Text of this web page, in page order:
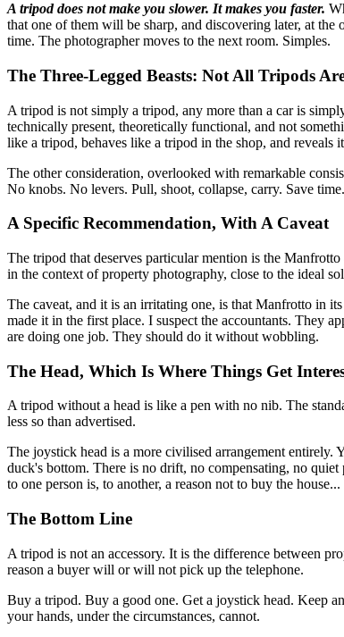
A tripod does not make you slower. It makes you faster.​​​​‌ ‍ ​‍​‍‌‍ ‌ ​‍‌‍‍‌‌‍‌ ‌‍‍‌‌‍ ‍​‍​‍​ ‍‍​‍​‍‌ ​ ‌‍​‌‌‍ ‍‌‍‍‌‌ ‌​‌ ‍‌​‍ ‍‌‍‍‌‌‍ ​‍​‍​‍ ​​‍​‍‌‍‍​‌ ​‍‌‍‌‌‌‍‌‍​‍​‍​ ‍‍​‍​‍​‍ ‌‍​‌‌‍‌​‌‍ ‌‌‍‍‌‌‍ ‍​‍ ‌‍‍‌‌‍ ‍‌ ‌​‌‍‌‌‌‍ ‍‌ ‌​​‍ ‌‍‌‌‌‍‌​‌‍‍‌‌ ‌​​‍ ‌‍ ‌‌‍ ‌‍‌​‌‍‌‌​ ‌‌ ​​‌ ​‍‌‍‌‌‌ ​ ‌‍‌‌‌‍ ‍‌ ‌​‌‍​‌‌ ‌​‌‍‍‌‌‍ ‌‍ ‍​ ‍ ‌‍‍‌‌‍‌​​ ‌​ ‍‌‌‍​ ‌‍‌‍‌‍‌​​ ‍​‌‍‌‍​ ‍‌​ ​‌​‍ ‌‌‍​‍​ ‌​‌‍​‍​ ​‌​‍ ‌​ ‌​​ ​​​ ‌ ​ ​ ​‍ ‌‌‍​‌​ ​​‌‍‌​​ ​​​‍ ‌​ ‍‌​ ‌‌‌‍​‍​ ‍‌​ ‍​‌‍‌‍‌‍‌‌​ ‍​​ ‌ ‌‍‌‍‌‍‌‌​ ​ ​ ‍ ‌ ‌​‌ ‍‌‌ ​​‌‍‌‌​ ‌‌ ​​‌‍ ‌ ​ ‌ ‌​​ ‍ ‌ ​​‌‍​‌‌ ‌​‌‍‍​​ ‌‌‍​ ‌‍ ‌‍ ‍‌ ‌​‌‍‌‌‌‍ ‍‌ ‌​​‍‌‌​ ‌‌‌​​‍‌‌ ‌‍‍ ‌‍‌‌‌ ‍‌​‍‌‌​ ​ ‌​‌​​‍‌‌​ ​ ‌​‌​​‍‌‌​ ​‍​ ​‍​ ‌‌​ ​‌​ ​ ​ ​​​ ‌ ​ ‍​​ ​ ​ ​​‌‍​ ​ ‍​​ ‌ ​ ‌ ​‍‌‌​ ​‍​ ​‍​‍‌‌​ ‌‌‌​‌​​‍ ‍‌‍​ ‌‍‍​‌‍‍‌‌‍ ​‌‍‌​‌ ​‍‌‍‌‌‌‍ ‍​‍‌‌​ ‌‌‌​​‍‌‌ ‌‍‍ ‌‍‌‌‌ ‍‌​‍‌‌​ ​ ‌​‌​​‍‌‌​ ​ ‌​‌​​‍‌‌​ ​‍​ ​‍​ ​ ​ ​​​ ‌‌‌‍​‍‌‍‌‍​ ​‍​ ​​​ ‌ ​ ​ ​ ​‌‌‍‌‌‌‍‌​​‍‌‌​ ​‍​ ​‍​‍‌‌​ ‌‌‌​‌​​‍ ‍‌ ‌​‌‍‌‌‌ ‍​‌ ‌​​ ‌‍​‍‌‍​‌‌ ​ ‌‍‌‌‌‌‌‌‌ ​‍‌‍ ​​ ‌​‍‌‌​ ​‍‌​‌‍‌‍​‌‌‍‌​‌‍ ‌‌‍‍‌‌‍ ‍​‍‌‍‌‍‍‌‌‍‌​​ ‌​ ‍‌‌‍​ ‌‍‌‍‌‍‌​​ ‍​‌‍‌‍​ ‍‌​ ​‌​‍ ‌‌‍​‍​ ‌​‌‍​‍​ ​‌​‍ ‌​ ‌​​ ​​​ ‌ ​ ​ ​‍ ‌‌‍​‌​ ​​‌‍‌​​ ​​​‍ ‌​ ‍‌​ ‌‌‌‍​‍​ ‍‌​ ‍​‌‍‌‍‌‍‌‌​ ‍​​ ‌ ‌‍‌‍‌‍‌‌​ ​ ​‍‌‍‌ ‌​‌ ‍‌‌ ​​‌‍‌‌​ ‌‌ ​​‌‍ ‌ ​ ‌ ‌​​‍‌‍‌ ​​‌‍​‌‌ ‌​‌‍‍​​ ‌‌‍​ ‌‍ ‌‍ ‍‌ ‌​‌‍‌‌‌‍ ‍‌ ‌​​‍‌‌​ ‌‌‌​​‍‌‌ ‌‍‍ ‌‍‌‌‌ ‍‌​‍‌‌​ ​ ‌​‌​​‍‌‌​ ​ ‌​‌​​‍‌‌​ ​‍​ ​‍​ ‌‌​ ​‌​ ​ ​ ​​​ ‌ ​ ‍​​ ​ ​ ​​‌‍​ ​ ‍​​ ‌ ​ ‌ ​‍‌‌​ ​‍​ ​‍​‍‌‌​ ‌‌‌​‌​​‍ ‍‌‍​ ‌‍‍​‌‍‍‌‌‍ ​‌‍‌​‌ ​‍‌‍‌‌‌‍ ‍​‍‌‌​ ‌‌‌​​‍‌‌ ‌‍‍ ‌‍‌‌‌ ‍‌​‍‌‌​ ​ ‌​‌​​‍‌‌​ ​ ‌​‌​​‍‌‌​ ​‍​ ​‍​ ​ ​ ​​​ ‌‌‌‍​‍‌‍‌‍​ ​‍​ ​​​ ‌ ​ ​ ​ ​‌‌‍‌‌‌‍‌​​‍‌‌​ ​‍​ ​‍​‍‌‌​ ‌‌‌​‌​​‍ ‍‌ ‌​‌‍‌‌‌ ‍​‌ ‌​​‍‌‍‌ ​​‌‍‌‌‌ ​‍‌ ​ ‌ ​​‌‍‌‌‌‍​ ‌ ‌​‌‍‍‌‌ ‌‍‌‍‌‌​ ‌‌ ​​‌ ‌‌‌‍​‍‌‍ ​‌‍‍‌‌ ​ ‌‍‍​‌‍‌‌‌‍‌​​‍​‍‌ ‌
that one of them will be sharp, and discovering later, at
time. The photographer moves to the next room. Simples.​​​​‌ ‍ ​‍​‍‌‍ ‌ ​‍‌‍‍‌‌‍‌ ‌‍‍‌‌‍ ‍​‍​‍​ ‍‍​‍​‍‌ ​ ‌‍​‌‌‍ ‍‌‍‍‌‌ ‌​‌ ‍‌​‍ ‍‌‍‍‌‌‍ ​‍​‍​‍ ​​‍​‍‌‍‍​‌ ​‍‌‍‌‌‌‍‌‍​‍​‍​ ‍‍​‍​‍​‍ ‌‍​‌‌‍‌​‌‍ ‌‌‍‍‌‌‍ ‍​‍ ‌‍‍‌‌‍ ‍‌ ‌​‌‍‌‌‌‍ ‍‌ ‌​​‍ ‌‍‌‌‌‍‌​‌‍‍‌‌ ‌​​‍ ‌‍ ‌‌‍ ‌‍‌​‌‍‌‌​ ‌‌ ​​‌ ​‍‌‍‌‌‌ ​ ‌‍‌‌‌‍ ‍‌ ‌​‌‍​‌‌ ‌​‌‍‍‌‌‍ ‌‍ ‍​ ‍ ‌‍‍‌‌‍‌​​ ‌​ ‍‌‌‍​ ‌‍‌‍‌‍‌​​ ‍​‌‍‌‍​ ‍‌​ ​‌​‍ ‌‌‍​‍​ ‌​‌‍​‍​ ​‌​‍ ‌​ ‌​​ ​​​ ‌ ​ ​ ​‍ ‌‌‍​‌​ ​​‌‍‌​​ ​​​‍ ‌​ ‍‌​ ‌‌‌‍​‍​ ‍‌​ ‍​‌‍‌‍‌‍‌‌​ ‍​​ ‌ ‌‍‌‍‌‍‌‌​ ​ ​ ‍ ‌ ‌​‌ ‍‌‌ ​​‌‍‌‌​ ‌‌ ​​‌‍ ‌ ​ ‌ ‌​​ ‍ ‌ ​​‌‍​‌‌ ‌​‌‍‍​​ ‌‌‍​ ‌‍ ‌‍ ‍‌ ‌​‌‍‌‌‌‍ ‍‌ ‌​​‍‌‌​ ‌‌‌​​‍‌‌ ‌‍‍ ‌‍‌‌‌ ‍‌​‍‌‌​ ​ ‌​‌​​‍‌‌​ ​ ‌​‌​​‍‌‌​ ​‍​ ​‍​ ‌‌​ ​‌​ ​ ​ ​​​ ‌ ​ ‍​​ ​ ​ ​​‌‍​ ​ ‍​​ ‌ ​ ‌ ​‍‌‌​ ​‍​ ​‍​‍‌‌​ ‌‌‌​‌​​‍ ‍‌‍​ ‌‍‍​‌‍‍‌‌‍ ​‌‍‌​‌ ​‍‌‍‌‌‌‍ ‍​‍‌‌​ ‌‌‌​​‍‌‌ ‌‍‍ ‌‍‌‌‌ ‍‌​‍‌‌​ ​ ‌​‌​​‍‌‌​ ​ ‌​‌​​‍‌‌​ ​‍​ ​‍‌‍​‌​ ​‌​ ​‍​ ‌ ​ ‍‌‌‍​‍‌‍‌​​ ​​‌‍​‌​ ‌ ​ ​‌‌‍‌‍​‍‌‌​ ​‍​ ​‍​‍‌‌​ ‌‌‌​‌​​‍ ‍‌ ‌​‌‍‌‌‌ ‍​‌ ‌​​ ‌‍​‍‌‍​‌‌ ​ ‌‍‌‌‌‌‌‌‌ ​‍‌‍ ​​ ‌​‍‌‌​ ​‍‌​‌‍‌‍​‌‌‍‌​‌‍ ‌‌‍‍‌‌‍ ‍​‍‌‍‌‍‍‌‌‍‌​​ ‌​ ‍‌‌‍​ ‌‍‌‍‌‍‌​​ ‍​‌‍‌‍​ ‍‌​ ​‌​‍ ‌‌‍​‍​ ‌​‌‍​‍​ ​‌​‍ ‌​ ‌​​ ​​​ ‌ ​ ​ ​‍ ‌‌‍​‌​ ​​‌‍‌​​ ​​​‍ ‌​ ‍‌​ ‌‌‌‍​‍​ ‍‌​ ‍​‌‍‌‍‌‍‌‌​ ‍​​ ‌ ‌‍‌‍‌‍‌‌​ ​ ​‍‌‍‌ ‌​‌ ‍‌‌ ​​‌‍‌‌​ ‌‌ ​​‌‍ ‌ ​ ‌ ‌​​‍‌‍‌ ​​‌‍​‌‌ ‌​‌‍‍​​ ‌‌‍​ ‌‍ ‌‍ ‍‌ ‌​‌‍‌‌‌‍ ‍‌ ‌​​‍‌‌​ ‌‌‌​​‍‌‌ ‌‍‍ ‌‍‌‌‌ ‍‌​‍‌‌​ ​ ‌​‌​​‍‌‌​ ​ ‌​‌​​‍‌‌​ ​‍​ ​‍​ ‌‌​ ​‌​ ​ ​ ​​​ ‌ ​ ‍​​ ​ ​ ​​‌‍​ ​ ‍​​ ‌ ​ ‌ ​‍‌‌​ ​‍​ ​‍​‍‌‌​ ‌‌‌​‌​​‍ ‍‌‍​ ‌‍‍​‌‍‍‌‌‍ ​‌‍‌​‌ ​‍‌‍‌‌‌‍ ‍​‍‌‌​ ‌‌‌​​‍‌‌ ‌‍‍ ‌‍‌‌‌ ‍‌​‍‌‌​ ​ ‌​‌​​‍‌‌​ ​ ‌​‌​​‍‌‌​ ​‍​ ​‍‌‍​‌​ ​‌​ ​‍​ ‌ ​ ‍‌‌‍​‍‌‍‌​​ ​​‌‍​‌​ ‌ ​ ​‌‌‍‌‍​‍‌‌​ ​‍​ ​‍​‍‌‌​ ‌‌‌​‌​​‍ ‍‌ ‌​‌‍‌‌‌ ‍​‌ ‌​​‍‌‍‌ ​​‌‍‌‌‌ ​‍‌ ​ ‌ ​​‌‍‌‌‌‍​ ‌ ‌​‌‍‍‌‌ ‌‍‌‍‌‌​ ‌‌ ​​‌ ‌‌‌‍​‍‌‍ ​‌‍‍‌‌ ​ ‌‍‍​‌‍‌‌‌‍‌​​‍​‍‌ ‌
The Three-Legged Beasts: Not All Tripods Are Created Equal​​​​‌
A tripod is not simply a tripod, any more than a car is
technically present, theoretically functional, and not
like a tripod, behaves like a tripod in the shop, and reveals its true character only when a camera is
The other consideration, overlooked with remarkable
No knobs. No levers. Pull, shoot, collapse, carry. Save time. Perform a little Chaplin kick as you walk toward your car thirty
A Specific Recommendation, With A Caveat​​​​‌ ‍ ​‍​‍‌‍ ‌ ​‍‌‍‍‌‌‍‌ ‌‍‍‌‌‍ ‍​‍​‍​ ‍‍​‍​‍‌ ​ ‌‍​‌‌‍ ‍‌‍‍‌‌ ‌​‌ ‍‌​‍ ‍‌‍‍‌‌‍ ​‍​‍​‍ ​​‍​‍‌‍‍​‌ ​‍‌‍‌‌‌‍‌‍​‍​‍​ ‍‍​‍​‍​‍ ‌‍​‌‌‍‌​‌‍ ‌‌‍‍‌‌‍ ‍​‍ ‌‍‍‌‌‍ ‍‌ ‌​‌‍‌‌‌‍ ‍‌ ‌​​‍ ‌‍‌‌‌‍‌​‌‍‍‌‌ ‌​​‍ ‌‍ ‌‌‍ ‌‍‌​‌‍‌‌​ ‌‌ ​​‌ ​‍‌‍‌‌‌ ​ ‌‍‌‌‌‍ ‍‌ ‌​‌‍​‌‌ ‌​‌‍‍‌‌‍ ‌‍ ‍​ ‍ ‌‍‍‌‌‍‌​​ ‌​ ‍‌‌‍​ ‌‍‌‍‌‍‌​​ ‍​‌‍‌‍​ ‍‌​ ​‌​‍ ‌‌‍​‍​ ‌​‌‍​‍​ ​‌​‍ ‌​ ‌​​ ​​​ ‌ ​ ​ ​‍ ‌‌‍​‌​ ​​‌‍‌​​ ​​​‍ ‌​ ‍‌​ ‌‌‌‍​‍​ ‍‌​ ‍​‌‍‌‍‌‍‌‌​ ‍​​ ‌ ‌‍‌‍‌‍‌‌​ ​ ​ ‍ ‌ ‌​‌ ‍‌‌ ​​‌‍‌‌​ ‌‌ ​​‌‍ ‌ ​ ‌ ‌​​ ‍ ‌ ​​‌‍​‌‌ ‌​‌‍‍​​ ‌‌‍​ ‌‍ ‌‍ ‍‌ ‌​‌‍‌‌‌‍ ‍‌ ‌​​‍‌‌​ ‌‌‌​​‍‌‌ ‌‍‍ ‌‍‌‌‌ ‍‌​‍‌‌​ ​ ‌​‌​​‍‌‌​ ​ ‌​‌​​‍‌‌​ ​‍​ ​‍​ ‍​‌‍‌‌‌‍‌‍​ ‍‌​ ‌‍‌‍​ ‌‍‌‍​ ‍​​ ‍‌​ ‍‌​ ‍‌​ ​​​‍‌‌​ ​‍​ ​‍​‍‌‌​ ‌‌‌​‌​​‍ ‍‌‍​ ‌‍‍​‌‍‍‌‌‍ ​‌‍‌​‌ ​‍‌‍‌‌‌‍ ‍​‍‌‌​ ‌‌‌​​‍‌‌ ‌‍‍ ‌‍‌‌‌ ‍‌​‍‌‌​ ​ ‌​‌​​‍‌‌​ ​ ‌​‌​​‍‌‌​ ​‍​ ​‍‌‍‌‌‌‍‌‍‌‍​‍‌‍​‌‌‍​‌​ ​ ​ ​‍​ ‌ ​ ​​‌‍​ ‌‍‌​​ ​‌​‍‌‌​ ​‍​ ​‍​‍‌‌​ ‌‌‌​‌​​‍ ‍‌ ‌​‌‍‌‌‌ ‍​‌ ‌​​ ‌‍​‍‌‍​‌‌ ​ ‌‍‌‌‌‌‌‌‌ ​‍‌‍ ​​ ‌​‍‌‌​ ​‍‌​‌‍‌‍​‌‌‍‌​‌‍ ‌‌‍‍‌‌‍ ‍​‍‌‍‌‍‍‌‌‍‌​​ ‌​ ‍‌‌‍​ ‌‍‌‍‌‍‌​​ ‍​‌‍‌‍​ ‍‌​ ​‌​‍ ‌‌‍​‍​ ‌​‌‍​‍​ ​‌​‍ ‌​ ‌​​ ​​​ ‌ ​ ​ ​‍ ‌‌‍​‌​ ​​‌‍‌​​ ​​​‍ ‌​ ‍‌​ ‌‌‌‍​‍​ ‍‌​ ‍​‌‍‌‍‌‍‌‌​ ‍​​ ‌ ‌‍‌‍‌‍‌‌​ ​ ​‍‌‍‌ ‌​‌ ‍‌‌ ​​‌‍‌‌​ ‌‌ ​​‌‍ ‌ ​ ‌ ‌​​‍‌‍‌ ​​‌‍​‌‌ ‌​‌‍‍​​ ‌‌‍​ ‌‍ ‌‍ ‍‌ ‌​‌‍‌‌‌‍ ‍‌ ‌​​‍‌‌​ ‌‌‌​​‍‌‌ ‌‍‍ ‌‍‌‌‌ ‍‌​‍‌‌​ ​ ‌​‌​​‍‌‌​ ​ ‌​‌​​‍‌‌​ ​‍​ ​‍​ ‍​‌‍‌‌‌‍‌‍​ ‍‌​ ‌‍‌‍​ ‌‍‌‍​ ‍​​ ‍‌​ ‍‌​ ‍‌​ ​​​‍‌‌​ ​‍​ ​‍​‍‌‌​ ‌‌‌​‌​​‍ ‍‌‍​ ‌‍‍​‌‍‍‌‌‍ ​‌‍‌​‌ ​‍‌‍‌‌‌‍ ‍​‍‌‌​ ‌‌‌​​‍‌‌ ‌‍‍ ‌‍‌‌‌ ‍‌​‍‌‌​ ​ ‌​‌​​‍‌‌​ ​ ‌​‌​​‍‌‌​ ​‍​ ​‍‌‍‌‌‌‍‌‍‌‍​‍‌‍​‌‌‍​‌​ ​ ​ ​‍​ ‌ ​ ​​‌‍​ ‌‍‌​​ ​‌​‍‌‌​ ​‍​ ​‍​‍‌‌​ ‌‌‌​‌​​‍ ‍‌ ‌​‌‍‌‌‌ ‍​‌ ‌​​‍‌‍‌ ​​‌‍‌‌‌ ​‍‌ ​ ‌ ​​‌‍‌‌‌‍​ ‌ ‌​‌‍‍‌‌ ‌‍‌‍‌‌​ ‌‌ ​​‌ ‌‌‌‍​‍‌‍ ​‌‍‍‌‌ ​ ‌‍‍​‌‍‌‌‌‍‌​​‍​‍‌ ‌
The tripod that deserves particular mention is the
in the context of property photography, close to the ideal solution.​​​​‌
The caveat, and it is an irritating one, is that Manfrotto in
made it in the first place. I suspect the accountants. They
are doing one job. They should do it without wobbling.​​​​‌ ‍ ​‍​‍‌‍ ‌ ​‍‌‍‍‌‌‍‌ ‌‍‍‌‌‍ ‍​‍​‍​ ‍‍​‍​‍‌ ​ ‌‍​‌‌‍ ‍‌‍‍‌‌ ‌​‌ ‍‌​‍ ‍‌‍‍‌‌‍ ​‍​‍​‍ ​​‍​‍‌‍‍​‌ ​‍‌‍‌‌‌‍‌‍​‍​‍​ ‍‍​‍​‍​‍ ‌‍​‌‌‍‌​‌‍ ‌‌‍‍‌‌‍ ‍​‍ ‌‍‍‌‌‍ ‍‌ ‌​‌‍‌‌‌‍ ‍‌ ‌​​‍ ‌‍‌‌‌‍‌​‌‍‍‌‌ ‌​​‍ ‌‍ ‌‌‍ ‌‍‌​‌‍‌‌​ ‌‌ ​​‌ ​‍‌‍‌‌‌ ​ ‌‍‌‌‌‍ ‍‌ ‌​‌‍​‌‌ ‌​‌‍‍‌‌‍ ‌‍ ‍​ ‍ ‌‍‍‌‌‍‌​​ ‌​ ‍‌‌‍​ ‌‍‌‍‌‍‌​​ ‍​‌‍‌‍​ ‍‌​ ​‌​‍ ‌‌‍​‍​ ‌​‌‍​‍​ ​‌​‍ ‌​ ‌​​ ​​​ ‌ ​ ​ ​‍ ‌‌‍​‌​ ​​‌‍‌​​ ​​​‍ ‌​ ‍‌​ ‌‌‌‍​‍​ ‍‌​ ‍​‌‍‌‍‌‍‌‌​ ‍​​ ‌ ‌‍‌‍‌‍‌‌​ ​ ​ ‍ ‌ ‌​‌ ‍‌‌ ​​‌‍‌‌​ ‌‌ ​​‌‍ ‌ ​ ‌ ‌​​ ‍ ‌ ​​‌‍​‌‌ ‌​‌‍‍​​ ‌‌‍​ ‌‍ ‌‍ ‍‌ ‌​‌‍‌‌‌‍ ‍‌ ‌​​‍‌‌​ ‌‌‌​​‍‌‌ ‌‍‍ ‌‍‌‌‌ ‍‌​‍‌‌​ ​ ‌​‌​​‍‌‌​ ​ ‌​‌​​‍‌‌​ ​‍​ ​‍‌‍​‍​ ‍​​ ​​‌‍‌‌‌‍‌​​ ‌ ​ ​ ​ ​​​ ​‌​ ​‍‌‍​ ​ ‌‍​‍‌‌​ ​‍​ ​‍​‍‌‌​ ‌‌‌​‌​​‍ ‍‌‍​ ‌‍‍​‌‍‍‌‌‍ ​‌‍‌​‌ ​‍‌‍‌‌‌‍ ‍​‍‌‌​ ‌‌‌​​‍‌‌ ‌‍‍ ‌‍‌‌‌ ‍‌​‍‌‌​ ​ ‌​‌​​‍‌‌​ ​ ‌​‌​​‍‌‌​ ​‍​ ​‍​ ‍​​ ‍‌​ ‌‍​ ‍‌​ ‌ ‌‍‌‍​ ​‍‌‍​‌​ ‌‌‌‍​‌​ ​‍​ ​‌​‍‌‌​ ​‍​ ​‍​‍‌‌​ ‌‌‌​‌​​‍ ‍‌ ‌​‌‍‌‌‌ ‍​‌ ‌​​ ‌‍​‍‌‍​‌‌ ​ ‌‍‌‌‌‌‌‌‌ ​‍‌‍ ​​ ‌​‍‌‌​ ​‍‌​‌‍‌‍​‌‌‍‌​‌‍ ‌‌‍‍‌‌‍ ‍​‍‌‍‌‍‍‌‌‍‌​​ ‌​ ‍‌‌‍​ ‌‍‌‍‌‍‌​​ ‍​‌‍‌‍​ ‍‌​ ​‌​‍ ‌‌‍​‍​ ‌​‌‍​‍​ ​‌​‍ ‌​ ‌​​ ​​​ ‌ ​ ​ ​‍ ‌‌‍​‌​ ​​‌‍‌​​ ​​​‍ ‌​ ‍‌​ ‌‌‌‍​‍​ ‍‌​ ‍​‌‍‌‍‌‍‌‌​ ‍​​ ‌ ‌‍‌‍‌‍‌‌​ ​ ​‍‌‍‌ ‌​‌ ‍‌‌ ​​‌‍‌‌​ ‌‌ ​​‌‍ ‌ ​ ‌ ‌​​‍‌‍‌ ​​‌‍​‌‌ ‌​‌‍‍​​ ‌‌‍​ ‌‍ ‌‍ ‍‌ ‌​‌‍‌‌‌‍ ‍‌ ‌​​‍‌‌​ ‌‌‌​​‍‌‌ ‌‍‍ ‌‍‌‌‌ ‍‌​‍‌‌​ ​ ‌​‌​​‍‌‌​ ​ ‌​‌​​‍‌‌​ ​‍​ ​‍‌‍​‍​ ‍​​ ​​‌‍‌‌‌‍‌​​ ‌ ​ ​ ​ ​​​ ​‌​ ​‍‌‍​ ​ ‌‍​‍‌‌​ ​‍​ ​‍​‍‌‌​ ‌‌‌​‌​​‍ ‍‌‍​ ‌‍‍​‌‍‍‌‌‍ ​‌‍‌​‌ ​‍‌‍‌‌‌‍ ‍​‍‌‌​ ‌‌‌​​‍‌‌ ‌‍‍ ‌‍‌‌‌ ‍‌​‍‌‌​ ​ ‌​‌​​‍‌‌​ ​ ‌​‌​​‍‌‌​ ​‍​ ​‍​ ‍​​ ‍‌​ ‌‍​ ‍‌​ ‌ ‌‍‌‍​ ​‍‌‍​‌​ ‌‌‌‍​‌​ ​‍​ ​‌​‍‌‌​ ​‍​ ​‍​‍‌‌​ ‌‌‌​‌​​‍ ‍‌ ‌​‌‍‌‌‌ ‍​‌ ‌​​‍‌‍‌ ​​‌‍‌‌‌ ​‍‌ ​ ‌ ​​‌‍‌‌‌‍​ ‌ ‌​‌‍‍‌‌ ‌‍‌‍‌‌​ ‌‌ ​​‌ ‌‌‌‍​‍‌‍ ​‌‍‍‌‌ ​ ‌‍‍​‌‍‌‌‌‍‌​​‍​‍‌ ‌
The Head, Which Is Where Things Get Interesting​​​​‌
A tripod without a head is like a pen with no nib. The
less so than advertised.​​​​‌ ‍ ​‍​‍‌‍ ‌ ​‍‌‍‍‌‌‍‌ ‌‍‍‌‌‍ ‍​‍​‍​ ‍‍​‍​‍‌ ​ ‌‍​‌‌‍ ‍‌‍‍‌‌ ‌​‌ ‍‌​‍ ‍‌‍‍‌‌‍ ​‍​‍​‍ ​​‍​‍‌‍‍​‌ ​‍‌‍‌‌‌‍‌‍​‍​‍​ ‍‍​‍​‍​‍ ‌‍​‌‌‍‌​‌‍ ‌‌‍‍‌‌‍ ‍​‍ ‌‍‍‌‌‍ ‍‌ ‌​‌‍‌‌‌‍ ‍‌ ‌​​‍ ‌‍‌‌‌‍‌​‌‍‍‌‌ ‌​​‍ ‌‍ ‌‌‍ ‌‍‌​‌‍‌‌​ ‌‌ ​​‌ ​‍‌‍‌‌‌ ​ ‌‍‌‌‌‍ ‍‌ ‌​‌‍​‌‌ ‌​‌‍‍‌‌‍ ‌‍ ‍​ ‍ ‌‍‍‌‌‍‌​​ ‌​ ‍‌‌‍​ ‌‍‌‍‌‍‌​​ ‍​‌‍‌‍​ ‍‌​ ​‌​‍ ‌‌‍​‍​ ‌​‌‍​‍​ ​‌​‍ ‌​ ‌​​ ​​​ ‌ ​ ​ ​‍ ‌‌‍​‌​ ​​‌‍‌​​ ​​​‍ ‌​ ‍‌​ ‌‌‌‍​‍​ ‍‌​ ‍​‌‍‌‍‌‍‌‌​ ‍​​ ‌ ‌‍‌‍‌‍‌‌​ ​ ​ ‍ ‌ ‌​‌ ‍‌‌ ​​‌‍‌‌​ ‌‌ ​​‌‍ ‌ ​ ‌ ‌​​ ‍ ‌ ​​‌‍​‌‌ ‌​‌‍‍​​ ‌‌‍​ ‌‍ ‌‍ ‍‌ ‌​‌‍‌‌‌‍ ‍‌ ‌​​‍‌‌​ ‌‌‌​​‍‌‌ ‌‍‍ ‌‍‌‌‌ ‍‌​‍‌‌​ ​ ‌​‌​​‍‌‌​ ​ ‌​‌​​‍‌‌​ ​‍​ ​‍​ ​‍​ ​‌​ ‍‌‌‍​‌​ ‌ ‌‍​‌​ ‌ ‌‍‌​​ ‌ ​ ‌‌​ ‌‍​ ​ ​‍‌‌​ ​‍​ ​‍​‍‌‌​ ‌‌‌​‌​​‍ ‍‌‍​ ‌‍‍​‌‍‍‌‌‍ ​‌‍‌​‌ ​‍‌‍‌‌‌‍ ‍​‍‌‌​ ‌‌‌​​‍‌‌ ‌‍‍ ‌‍‌‌‌ ‍‌​‍‌‌​ ​ ‌​‌​​‍‌‌​ ​ ‌​‌​​‍‌‌​ ​‍​ ​‍​ ‌​‌‍‌‍​ ‍​​ ​​‌‍​ ‌‍​ ​ ‌‌​ ‌‌‌‍‌​‌‍​ ​ ‌‍‌‍‌​​‍‌‌​ ​‍​ ​‍​‍‌‌​ ‌‌‌​‌​​‍ ‍‌ ‌​‌‍‌‌‌ ‍​‌ ‌​​ ‌‍​‍‌‍​‌‌ ​ ‌‍‌‌‌‌‌‌‌ ​‍‌‍ ​​ ‌​‍‌‌​ ​‍‌​‌‍‌‍​‌‌‍‌​‌‍ ‌‌‍‍‌‌‍ ‍​‍‌‍‌‍‍‌‌‍‌​​ ‌​ ‍‌‌‍​ ‌‍‌‍‌‍‌​​ ‍​‌‍‌‍​ ‍‌​ ​‌​‍ ‌‌‍​‍​ ‌​‌‍​‍​ ​‌​‍ ‌​ ‌​​ ​​​ ‌ ​ ​ ​‍ ‌‌‍​‌​ ​​‌‍‌​​ ​​​‍ ‌​ ‍‌​ ‌‌‌‍​‍​ ‍‌​ ‍​‌‍‌‍‌‍‌‌​ ‍​​ ‌ ‌‍‌‍‌‍‌‌​ ​ ​‍‌‍‌ ‌​‌ ‍‌‌ ​​‌‍‌‌​ ‌‌ ​​‌‍ ‌ ​ ‌ ‌​​‍‌‍‌ ​​‌‍​‌‌ ‌​‌‍‍​​ ‌‌‍​ ‌‍ ‌‍ ‍‌ ‌​‌‍‌‌‌‍ ‍‌ ‌​​‍‌‌​ ‌‌‌​​‍‌‌ ‌‍‍ ‌‍‌‌‌ ‍‌​‍‌‌​ ​ ‌​‌​​‍‌‌​ ​ ‌​‌​​‍‌‌​ ​‍​ ​‍​ ​‍​ ​‌​ ‍‌‌‍​‌​ ‌ ‌‍​‌​ ‌ ‌‍‌​​ ‌ ​ ‌‌​ ‌‍​ ​ ​‍‌‌​ ​‍​ ​‍​‍‌‌​ ‌‌‌​‌​​‍ ‍‌‍​ ‌‍‍​‌‍‍‌‌‍ ​‌‍‌​‌ ​‍‌‍‌‌‌‍ ‍​‍‌‌​ ‌‌‌​​‍‌‌ ‌‍‍ ‌‍‌‌‌ ‍‌​‍‌‌​ ​ ‌​‌​​‍‌‌​ ​ ‌​‌​​‍‌‌​ ​‍​ ​‍​ ‌​‌‍‌‍​ ‍​​ ​​‌‍​ ‌‍​ ​ ‌‌​ ‌‌‌‍‌​‌‍​ ​ ‌‍‌‍‌​​‍‌‌​ ​‍​ ​‍​‍‌‌​ ‌‌‌​‌​​‍ ‍‌ ‌​‌‍‌‌‌ ‍​‌ ‌​​‍‌‍‌ ​​‌‍‌‌‌ ​‍‌ ​ ‌ ​​‌‍‌‌‌‍​ ‌ ‌​‌‍‍‌‌ ‌‍‌‍‌‌​ ‌‌ ​​‌ ‌‌‌‍​‍‌‍ ​‌‍‍‌‌ ​ ‌‍‍​‌‍‌‌‌‍‌​​‍​‍‌ ‌
The joystick head is a more civilised arrangement entirely.
duck's bottom. There is no drift, no compensating, no
to one person is, to another, a reason not to buy the house...​​​​‌ ‍ ​‍​‍‌‍ ‌ ​‍‌‍‍‌‌‍‌ ‌‍‍‌‌‍ ‍​‍​‍​ ‍‍​‍​‍‌ ​ ‌‍​‌‌‍ ‍‌‍‍‌‌ ‌​‌ ‍‌​‍ ‍‌‍‍‌‌‍ ​‍​‍​‍ ​​‍​‍‌‍‍​‌ ​‍‌‍‌‌‌‍‌‍​‍​‍​ ‍‍​‍​‍​‍ ‌‍​‌‌‍‌​‌‍ ‌‌‍‍‌‌‍ ‍​‍ ‌‍‍‌‌‍ ‍‌ ‌​‌‍‌‌‌‍ ‍‌ ‌​​‍ ‌‍‌‌‌‍‌​‌‍‍‌‌ ‌​​‍ ‌‍ ‌‌‍ ‌‍‌​‌‍‌‌​ ‌‌ ​​‌ ​‍‌‍‌‌‌ ​ ‌‍‌‌‌‍ ‍‌ ‌​‌‍​‌‌ ‌​‌‍‍‌‌‍ ‌‍ ‍​ ‍ ‌‍‍‌‌‍‌​​ ‌​ ‍‌‌‍​ ‌‍‌‍‌‍‌​​ ‍​‌‍‌‍​ ‍‌​ ​‌​‍ ‌‌‍​‍​ ‌​‌‍​‍​ ​‌​‍ ‌​ ‌​​ ​​​ ‌ ​ ​ ​‍ ‌‌‍​‌​ ​​‌‍‌​​ ​​​‍ ‌​ ‍‌​ ‌‌‌‍​‍​ ‍‌​ ‍​‌‍‌‍‌‍‌‌​ ‍​​ ‌ ‌‍‌‍‌‍‌‌​ ​ ​ ‍ ‌ ‌​‌ ‍‌‌ ​​‌‍‌‌​ ‌‌ ​​‌‍ ‌ ​ ‌ ‌​​ ‍ ‌ ​​‌‍​‌‌ ‌​‌‍‍​​ ‌‌‍​ ‌‍ ‌‍ ‍‌ ‌​‌‍‌‌‌‍ ‍‌ ‌​​‍‌‌​ ‌‌‌​​‍‌‌ ‌‍‍ ‌‍‌‌‌ ‍‌​‍‌‌​ ​ ‌​‌​​‍‌‌​ ​ ‌​‌​​‍‌‌​ ​‍​ ​‍​ ‌‍​ ​ ‌‍‌‍​ ​ ‌‍​‍​ ​‌​ ‍​​ ‌​​ ‍‌​ ‌​‌‍​‌​ ‌‍​‍‌‌​ ​‍​ ​‍​‍‌‌​ ‌‌‌​‌​​‍ ‍‌‍​ ‌‍‍​‌‍‍‌‌‍ ​‌‍‌​‌ ​‍‌‍‌‌‌‍ ‍​‍‌‌​ ‌‌‌​​‍‌‌ ‌‍‍ ‌‍‌‌‌ ‍‌​‍‌‌​ ​ ‌​‌​​‍‌‌​ ​ ‌​‌​​‍‌‌​ ​‍​ ​‍​ ‌​​ ‌‍​ ​ ‌‍​‍​ ‌ ​ ​​​ ‍‌​ ​ ​ ‌​‌‍​‌‌‍‌‌​ ‌ ​‍‌‌​ ​‍​ ​‍​‍‌‌​ ‌‌‌​‌​​‍ ‍‌ ‌​‌‍‌‌‌ ‍​‌ ‌​​ ‌‍​‍‌‍​‌‌ ​ ‌‍‌‌‌‌‌‌‌ ​‍‌‍ ​​ ‌​‍‌‌​ ​‍‌​‌‍‌‍​‌‌‍‌​‌‍ ‌‌‍‍‌‌‍ ‍​‍‌‍‌‍‍‌‌‍‌​​ ‌​ ‍‌‌‍​ ‌‍‌‍‌‍‌​​ ‍​‌‍‌‍​ ‍‌​ ​‌​‍ ‌‌‍​‍​ ‌​‌‍​‍​ ​‌​‍ ‌​ ‌​​ ​​​ ‌ ​ ​ ​‍ ‌‌‍​‌​ ​​‌‍‌​​ ​​​‍ ‌​ ‍‌​ ‌‌‌‍​‍​ ‍‌​ ‍​‌‍‌‍‌‍‌‌​ ‍​​ ‌ ‌‍‌‍‌‍‌‌​ ​ ​‍‌‍‌ ‌​‌ ‍‌‌ ​​‌‍‌‌​ ‌‌ ​​‌‍ ‌ ​ ‌ ‌​​‍‌‍‌ ​​‌‍​‌‌ ‌​‌‍‍​​ ‌‌‍​ ‌‍ ‌‍ ‍‌ ‌​‌‍‌‌‌‍ ‍‌ ‌​​‍‌‌​ ‌‌‌​​‍‌‌ ‌‍‍ ‌‍‌‌‌ ‍‌​‍‌‌​ ​ ‌​‌​​‍‌‌​ ​ ‌​‌​​‍‌‌​ ​‍​ ​‍​ ‌‍​ ​ ‌‍‌‍​ ​ ‌‍​‍​ ​‌​ ‍​​ ‌​​ ‍‌​ ‌​‌‍​‌​ ‌‍​‍‌‌​ ​‍​ ​‍​‍‌‌​ ‌‌‌​‌​​‍ ‍‌‍​ ‌‍‍​‌‍‍‌‌‍ ​‌‍‌​‌ ​‍‌‍‌‌‌‍ ‍​‍‌‌​ ‌‌‌​​‍‌‌ ‌‍‍ ‌‍‌‌‌ ‍‌​‍‌‌​ ​ ‌​‌​​‍‌‌​ ​ ‌​‌​​‍‌‌​ ​‍​ ​‍​ ‌​​ ‌‍​ ​ ‌‍​‍​ ‌ ​ ​​​ ‍‌​ ​ ​ ‌​‌‍​‌‌‍‌‌​ ‌ ​‍‌‌​ ​‍​ ​‍​‍‌‌​ ‌‌‌​‌​​‍ ‍‌ ‌​‌‍‌‌‌ ‍​‌ ‌​​‍‌‍‌ ​​‌‍‌‌‌ ​‍‌ ​ ‌ ​​‌‍‌‌‌‍​ ‌ ‌​‌‍‍‌‌ ‌‍‌‍‌‌​ ‌‌ ​​‌ ‌‌‌‍​‍‌‍ ​‌‍‍‌‌ ​ ‌‍‍​‌‍‌‌‌‍‌​​‍​‍‌ ‌
The Bottom Line​​​​‌ ‍ ​‍​‍‌‍ ‌ ​‍‌‍‍‌‌‍‌ ‌‍‍‌‌‍ ‍​‍​‍​ ‍‍​‍​‍‌ ​ ‌‍​‌‌‍ ‍‌‍‍‌‌ ‌​‌ ‍‌​‍ ‍‌‍‍‌‌‍ ​‍​‍​‍ ​​‍​‍‌‍‍​‌ ​‍‌‍‌‌‌‍‌‍​‍​‍​ ‍‍​‍​‍​‍ ‌‍​‌‌‍‌​‌‍ ‌‌‍‍‌‌‍ ‍​‍ ‌‍‍‌‌‍ ‍‌ ‌​‌‍‌‌‌‍ ‍‌ ‌​​‍ ‌‍‌‌‌‍‌​‌‍‍‌‌ ‌​​‍ ‌‍ ‌‌‍ ‌‍‌​‌‍‌‌​ ‌‌ ​​‌ ​‍‌‍‌‌‌ ​ ‌‍‌‌‌‍ ‍‌ ‌​‌‍​‌‌ ‌​‌‍‍‌‌‍ ‌‍ ‍​ ‍ ‌‍‍‌‌‍‌​​ ‌​ ‍‌‌‍​ ‌‍‌‍‌‍‌​​ ‍​‌‍‌‍​ ‍‌​ ​‌​‍ ‌‌‍​‍​ ‌​‌‍​‍​ ​‌​‍ ‌​ ‌​​ ​​​ ‌ ​ ​ ​‍ ‌‌‍​‌​ ​​‌‍‌​​ ​​​‍ ‌​ ‍‌​ ‌‌‌‍​‍​ ‍‌​ ‍​‌‍‌‍‌‍‌‌​ ‍​​ ‌ ‌‍‌‍‌‍‌‌​ ​ ​ ‍ ‌ ‌​‌ ‍‌‌ ​​‌‍‌‌​ ‌‌ ​​‌‍ ‌ ​ ‌ ‌​​ ‍ ‌ ​​‌‍​‌‌ ‌​‌‍‍​​ ‌‌‍​ ‌‍ ‌‍ ‍‌ ‌​‌‍‌‌‌‍ ‍‌ ‌​​‍‌‌​ ‌‌‌​​‍‌‌ ‌‍‍ ‌‍‌‌‌ ‍‌​‍‌‌​ ​ ‌​‌​​‍‌‌​ ​ ‌​‌​​‍‌‌​ ​‍​ ​‍​ ‌​​ ​‍​ ‌ ​ ‌ ​ ‌‌‌‍​‍‌‍‌​​ ‌‌‌‍‌‌​ ​ ​ ‍​​ ‌‌​‍‌‌​ ​‍​ ​‍​‍‌‌​ ‌‌‌​‌​​‍ ‍‌‍​ ‌‍‍​‌‍‍‌‌‍ ​‌‍‌​‌ ​‍‌‍‌‌‌‍ ‍​‍‌‌​ ‌‌‌​​‍‌‌ ‌‍‍ ‌‍‌‌‌ ‍‌​‍‌‌​ ​ ‌​‌​​‍‌‌​ ​ ‌​‌​​‍‌‌​ ​‍​ ​‍‌‍​‍​ ​​‌‍​ ​ ​​‌‍​‍​ ​‍‌‍​‌​ ‌​​ ‌​​ ‌‌‌‍‌​​ ​‌​‍‌‌​ ​‍​ ​‍​‍‌‌​ ‌‌‌​‌​​‍ ‍‌ ‌​‌‍‌‌‌ ‍​‌ ‌​​ ‌‍​‍‌‍​‌‌ ​ ‌‍‌‌‌‌‌‌‌ ​‍‌‍ ​​ ‌​‍‌‌​ ​‍‌​‌‍‌‍​‌‌‍‌​‌‍ ‌‌‍‍‌‌‍ ‍​‍‌‍‌‍‍‌‌‍‌​​ ‌​ ‍‌‌‍​ ‌‍‌‍‌‍‌​​ ‍​‌‍‌‍​ ‍‌​ ​‌​‍ ‌‌‍​‍​ ‌​‌‍​‍​ ​‌​‍ ‌​ ‌​​ ​​​ ‌ ​ ​ ​‍ ‌‌‍​‌​ ​​‌‍‌​​ ​​​‍ ‌​ ‍‌​ ‌‌‌‍​‍​ ‍‌​ ‍​‌‍‌‍‌‍‌‌​ ‍​​ ‌ ‌‍‌‍‌‍‌‌​ ​ ​‍‌‍‌ ‌​‌ ‍‌‌ ​​‌‍‌‌​ ‌‌ ​​‌‍ ‌ ​ ‌ ‌​​‍‌‍‌ ​​‌‍​‌‌ ‌​‌‍‍​​ ‌‌‍​ ‌‍ ‌‍ ‍‌ ‌​‌‍‌‌‌‍ ‍‌ ‌​​‍‌‌​ ‌‌‌​​‍‌‌ ‌‍‍ ‌‍‌‌‌ ‍‌​‍‌‌​ ​ ‌​‌​​‍‌‌​ ​ ‌​‌​​‍‌‌​ ​‍​ ​‍​ ‌​​ ​‍​ ‌ ​ ‌ ​ ‌‌‌‍​‍‌‍‌​​ ‌‌‌‍‌‌​ ​ ​ ‍​​ ‌‌​‍‌‌​ ​‍​ ​‍​‍‌‌​ ‌‌‌​‌​​‍ ‍‌‍​ ‌‍‍​‌‍‍‌‌‍ ​‌‍‌​‌ ​‍‌‍‌‌‌‍ ‍​‍‌‌​ ‌‌‌​​‍‌‌ ‌‍‍ ‌‍‌‌‌ ‍‌​‍‌‌​ ​ ‌​‌​​‍‌‌​ ​ ‌​‌​​‍‌‌​ ​‍​ ​‍‌‍​‍​ ​​‌‍​ ​ ​​‌‍​‍​ ​‍‌‍​‌​ ‌​​ ‌​​ ‌‌‌‍‌​​ ​‌​‍‌‌​ ​‍​ ​‍​‍‌‌​ ‌‌‌​‌​​‍ ‍‌ ‌​‌‍‌‌‌ ‍​‌ ‌​​‍‌‍‌ ​​‌‍‌‌‌ ​‍‌ ​ ‌ ​​‌‍‌‌‌‍​ ‌ ‌​‌‍‍‌‌ ‌‍‌‍‌‌​ ‌‌ ​​‌ ‌‌‌‍​‍‌‍ ​‌‍‍‌‌ ​ ‌‍‍​‌‍‌‌‌‍‌​​‍​‍‌ ‌
A tripod is not an accessory. It is the difference between
reason a buyer will or will not pick up the telephone.​​​​‌ ‍ ​‍​‍‌‍ ‌ ​‍‌‍‍‌‌‍‌ ‌‍‍‌‌‍ ‍​‍​‍​ ‍‍​‍​‍‌ ​ ‌‍​‌‌‍ ‍‌‍‍‌‌ ‌​‌ ‍‌​‍ ‍‌‍‍‌‌‍ ​‍​‍​‍ ​​‍​‍‌‍‍​‌ ​‍‌‍‌‌‌‍‌‍​‍​‍​ ‍‍​‍​‍​‍ ‌‍​‌‌‍‌​‌‍ ‌‌‍‍‌‌‍ ‍​‍ ‌‍‍‌‌‍ ‍‌ ‌​‌‍‌‌‌‍ ‍‌ ‌​​‍ ‌‍‌‌‌‍‌​‌‍‍‌‌ ‌​​‍ ‌‍ ‌‌‍ ‌‍‌​‌‍‌‌​ ‌‌ ​​‌ ​‍‌‍‌‌‌ ​ ‌‍‌‌‌‍ ‍‌ ‌​‌‍​‌‌ ‌​‌‍‍‌‌‍ ‌‍ ‍​ ‍ ‌‍‍‌‌‍‌​​ ‌​ ‍‌‌‍​ ‌‍‌‍‌‍‌​​ ‍​‌‍‌‍​ ‍‌​ ​‌​‍ ‌‌‍​‍​ ‌​‌‍​‍​ ​‌​‍ ‌​ ‌​​ ​​​ ‌ ​ ​ ​‍ ‌‌‍​‌​ ​​‌‍‌​​ ​​​‍ ‌​ ‍‌​ ‌‌‌‍​‍​ ‍‌​ ‍​‌‍‌‍‌‍‌‌​ ‍​​ ‌ ‌‍‌‍‌‍‌‌​ ​ ​ ‍ ‌ ‌​‌ ‍‌‌ ​​‌‍‌‌​ ‌‌ ​​‌‍ ‌ ​ ‌ ‌​​ ‍ ‌ ​​‌‍​‌‌ ‌​‌‍‍​​ ‌‌‍​ ‌‍ ‌‍ ‍‌ ‌​‌‍‌‌‌‍ ‍‌ ‌​​‍‌‌​ ‌‌‌​​‍‌‌ ‌‍‍ ‌‍‌‌‌ ‍‌​‍‌‌​ ​ ‌​‌​​‍‌‌​ ​ ‌​‌​​‍‌‌​ ​‍​ ​‍‌‍‌‌​ ​​‌‍​‌​ ​​‌‍‌​​ ‍​‌‍​‌‌‍‌‌​ ‌‌‌‍​‍​ ‌​‌‍​‌​‍‌‌​ ​‍​ ​‍​‍‌‌​ ‌‌‌​‌​​‍ ‍‌‍​ ‌‍‍​‌‍‍‌‌‍ ​‌‍‌​‌ ​‍‌‍‌‌‌‍ ‍​‍‌‌​ ‌‌‌​​‍‌‌ ‌‍‍ ‌‍‌‌‌ ‍‌​‍‌‌​ ​ ‌​‌​​‍‌‌​ ​ ‌​‌​​‍‌‌​ ​‍​ ​‍​ ‍​​ ‌​​ ‌‍​ ​‍‌‍​‌​ ‌‌​ ​‍​ ​‍​ ​‍‌‍​‍‌‍​ ‌‍‌‍​‍‌‌​ ​‍​ ​‍​‍‌‌​ ‌‌‌​‌​​‍ ‍‌ ‌​‌‍‌‌‌ ‍​‌ ‌​​ ‌‍​‍‌‍​‌‌ ​ ‌‍‌‌‌‌‌‌‌ ​‍‌‍ ​​ ‌​‍‌‌​ ​‍‌​‌‍‌‍​‌‌‍‌​‌‍ ‌‌‍‍‌‌‍ ‍​‍‌‍‌‍‍‌‌‍‌​​ ‌​ ‍‌‌‍​ ‌‍‌‍‌‍‌​​ ‍​‌‍‌‍​ ‍‌​ ​‌​‍ ‌‌‍​‍​ ‌​‌‍​‍​ ​‌​‍ ‌​ ‌​​ ​​​ ‌ ​ ​ ​‍ ‌‌‍​‌​ ​​‌‍‌​​ ​​​‍ ‌​ ‍‌​ ‌‌‌‍​‍​ ‍‌​ ‍​‌‍‌‍‌‍‌‌​ ‍​​ ‌ ‌‍‌‍‌‍‌‌​ ​ ​‍‌‍‌ ‌​‌ ‍‌‌ ​​‌‍‌‌​ ‌‌ ​​‌‍ ‌ ​ ‌ ‌​​‍‌‍‌ ​​‌‍​‌‌ ‌​‌‍‍​​ ‌‌‍​ ‌‍ ‌‍ ‍‌ ‌​‌‍‌‌‌‍ ‍‌ ‌​​‍‌‌​ ‌‌‌​​‍‌‌ ‌‍‍ ‌‍‌‌‌ ‍‌​‍‌‌​ ​ ‌​‌​​‍‌‌​ ​ ‌​‌​​‍‌‌​ ​‍​ ​‍‌‍‌‌​ ​​‌‍​‌​ ​​‌‍‌​​ ‍​‌‍​‌‌‍‌‌​ ‌‌‌‍​‍​ ‌​‌‍​‌​‍‌‌​ ​‍​ ​‍​‍‌‌​ ‌‌‌​‌​​‍ ‍‌‍​ ‌‍‍​‌‍‍‌‌‍ ​‌‍‌​‌ ​‍‌‍‌‌‌‍ ‍​‍‌‌​ ‌‌‌​​‍‌‌ ‌‍‍ ‌‍‌‌‌ ‍‌​‍‌‌​ ​ ‌​‌​​‍‌‌​ ​ ‌​‌​​‍‌‌​ ​‍​ ​‍​ ‍​​ ‌​​ ‌‍​ ​‍‌‍​‌​ ‌‌​ ​‍​ ​‍​ ​‍‌‍​‍‌‍​ ‌‍‌‍​‍‌‌​ ​‍​ ​‍​‍‌‌​ ‌‌‌​‌​​‍ ‍‌ ‌​‌‍‌‌‌ ‍​‌ ‌​​‍‌‍‌ ​​‌‍‌‌‌ ​‍‌ ​ ‌ ​​‌‍‌‌‌‍​ ‌ ‌​‌‍‍‌‌ ‌‍‌‍‌‌​ ‌‌ ​​‌ ‌‌‌‍​‍‌‍ ​‌‍‍‌‌ ​ ‌‍‍​‌‍‌‌‌‍‌​​‍​‍‌ ‌
Buy a tripod. Buy a good one. Get a joystick head. Keep
your hands, under the circumstances, cannot.​​​​‌ ‍ ​‍​‍‌‍ ‌ ​‍‌‍‍‌‌‍‌ ‌‍‍‌‌‍ ‍​‍​‍​ ‍‍​‍​‍‌ ​ ‌‍​‌‌‍ ‍‌‍‍‌‌ ‌​‌ ‍‌​‍ ‍‌‍‍‌‌‍ ​‍​‍​‍ ​​‍​‍‌‍‍​‌ ​‍‌‍‌‌‌‍‌‍​‍​‍​ ‍‍​‍​‍​‍ ‌‍​‌‌‍‌​‌‍ ‌‌‍‍‌‌‍ ‍​‍ ‌‍‍‌‌‍ ‍‌ ‌​‌‍‌‌‌‍ ‍‌ ‌​​‍ ‌‍‌‌‌‍‌​‌‍‍‌‌ ‌​​‍ ‌‍ ‌‌‍ ‌‍‌​‌‍‌‌​ ‌‌ ​​‌ ​‍‌‍‌‌‌ ​ ‌‍‌‌‌‍ ‍‌ ‌​‌‍​‌‌ ‌​‌‍‍‌‌‍ ‌‍ ‍​ ‍ ‌‍‍‌‌‍‌​​ ‌​ ‍‌‌‍​ ‌‍‌‍‌‍‌​​ ‍​‌‍‌‍​ ‍‌​ ​‌​‍ ‌‌‍​‍​ ‌​‌‍​‍​ ​‌​‍ ‌​ ‌​​ ​​​ ‌ ​ ​ ​‍ ‌‌‍​‌​ ​​‌‍‌​​ ​​​‍ ‌​ ‍‌​ ‌‌‌‍​‍​ ‍‌​ ‍​‌‍‌‍‌‍‌‌​ ‍​​ ‌ ‌‍‌‍‌‍‌‌​ ​ ​ ‍ ‌ ‌​‌ ‍‌‌ ​​‌‍‌‌​ ‌‌ ​​‌‍ ‌ ​ ‌ ‌​​ ‍ ‌ ​​‌‍​‌‌ ‌​‌‍‍​​ ‌‌‍​ ‌‍ ‌‍ ‍‌ ‌​‌‍‌‌‌‍ ‍‌ ‌​​‍‌‌​ ‌‌‌​​‍‌‌ ‌‍‍ ‌‍‌‌‌ ‍‌​‍‌‌​ ​ ‌​‌​​‍‌‌​ ​ ‌​‌​​‍‌‌​ ​‍​ ​‍‌‍​‌‌‍‌​​ ‌ ‌‍​‍‌‍‌‌‌‍‌‌‌‍​‍‌‍​‍​ ​ ​ ‌​‌‍‌​​ ​‌​‍‌‌​ ​‍​ ​‍​‍‌‌​ ‌‌‌​‌​​‍ ‍‌‍​ ‌‍‍​‌‍‍‌‌‍ ​‌‍‌​‌ ​‍‌‍‌‌‌‍ ‍​‍‌‌​ ‌‌‌​​‍‌‌ ‌‍‍ ‌‍‌‌‌ ‍‌​‍‌‌​ ​ ‌​‌​​‍‌‌​ ​ ‌​‌​​‍‌‌​ ​‍​ ​‍​ ​‍​ ​ ‌‍‌‌​ ‌​​ ​​​ ‌‌‌‍‌‍​ ‌ ‌‍‌‍​ ‌ ‌‍‌​‌‍‌‍​‍‌‌​ ​‍​ ​‍​‍‌‌​ ‌‌‌​‌​​‍ ‍‌ ‌​‌‍‌‌‌ ‍​‌ ‌​​ ‌‍​‍‌‍​‌‌ ​ ‌‍‌‌‌‌‌‌‌ ​‍‌‍ ​​ ‌​‍‌‌​ ​‍‌​‌‍‌‍​‌‌‍‌​‌‍ ‌‌‍‍‌‌‍ ‍​‍‌‍‌‍‍‌‌‍‌​​ ‌​ ‍‌‌‍​ ‌‍‌‍‌‍‌​​ ‍​‌‍‌‍​ ‍‌​ ​‌​‍ ‌‌‍​‍​ ‌​‌‍​‍​ ​‌​‍ ‌​ ‌​​ ​​​ ‌ ​ ​ ​‍ ‌‌‍​‌​ ​​‌‍‌​​ ​​​‍ ‌​ ‍‌​ ‌‌‌‍​‍​ ‍‌​ ‍​‌‍‌‍‌‍‌‌​ ‍​​ ‌ ‌‍‌‍‌‍‌‌​ ​ ​‍‌‍‌ ‌​‌ ‍‌‌ ​​‌‍‌‌​ ‌‌ ​​‌‍ ‌ ​ ‌ ‌​​‍‌‍‌ ​​‌‍​‌‌ ‌​‌‍‍​​ ‌‌‍​ ‌‍ ‌‍ ‍‌ ‌​‌‍‌‌‌‍ ‍‌ ‌​​‍‌‌​ ‌‌‌​​‍‌‌ ‌‍‍ ‌‍‌‌‌ ‍‌​‍‌‌​ ​ ‌​‌​​‍‌‌​ ​ ‌​‌​​‍‌‌​ ​‍​ ​‍‌‍​‌‌‍‌​​ ‌ ‌‍​‍‌‍‌‌‌‍‌‌‌‍​‍‌‍​‍​ ​ ​ ‌​‌‍‌​​ ​‌​‍‌‌​ ​‍​ ​‍​‍‌‌​ ‌‌‌​‌​​‍ ‍‌‍​ ‌‍‍​‌‍‍‌‌‍ ​‌‍‌​‌ ​‍‌‍‌‌‌‍ ‍​‍‌‌​ ‌‌‌​​‍‌‌ ‌‍‍ ‌‍‌‌‌ ‍‌​‍‌‌​ ​ ‌​‌​​‍‌‌​ ​ ‌​‌​​‍‌‌​ ​‍​ ​‍​ ​‍​ ​ ‌‍‌‌​ ‌​​ ​​​ ‌‌‌‍‌‍​ ‌ ‌‍‌‍​ ‌ ‌‍‌​‌‍‌‍​‍‌‌​ ​‍​ ​‍​‍‌‌​ ‌‌‌​‌​​‍ ‍‌ ‌​‌‍‌‌‌ ‍​‌ ‌​​‍‌‍‌ ​​‌‍‌‌‌ ​‍‌ ​ ‌ ​​‌‍‌‌‌‍​ ‌ ‌​‌‍‍‌‌ ‌‍‌‍‌‌​ ‌‌ ​​‌ ‌‌‌‍​‍‌‍ ​‌‍‍‌‌ ​ ‌‍‍​‌‍‌‌‌‍‌​​‍​‍‌ ‌